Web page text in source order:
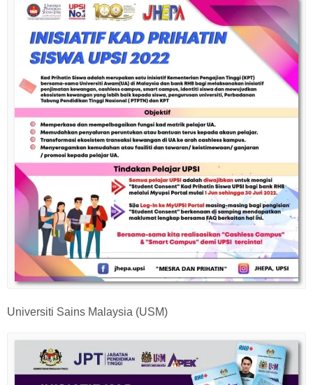
Universiti Sains Malaysia (USM)